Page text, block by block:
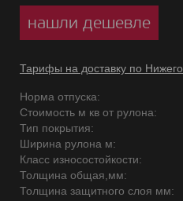
нашли дешевле
Тарифы на доставку по
Норма отпуска:
Стоимость м кв от рулона:
Тип покрытия:
Ширина рулона м:
Класс износостойкости:
Толщина общая,мм:
Толщина защитного слоя мм: